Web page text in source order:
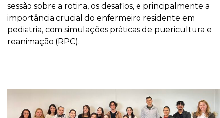
sessão sobre a rotina, os desafios, e principalmente a
importância crucial do enfermeiro residente em
pediatria, com simulações práticas de puericultura e
reanimação (RPC).